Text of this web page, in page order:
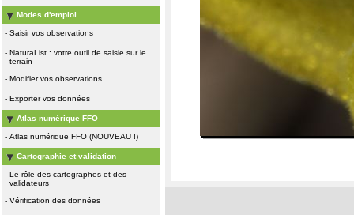
Modes d'emploi
- Saisir vos observations
- NaturaList : votre outil de saisie sur le
terrain
- Modifier vos observations
- Exporter vos données
Atlas numérique FFO
- Atlas numérique FFO (NOUVEAU !)
Cartographie et validation
- Le rôle des cartographes et des
validateurs
- Vérification des données